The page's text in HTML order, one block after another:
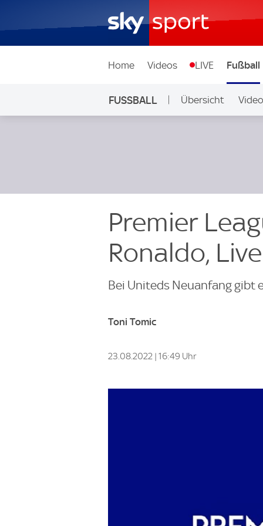
Home Videos LIVE Fußball
FUSSBALL Übersicht
Premier
Ronaldo,
Bei Uniteds Neuanfang gibt
Toni Tomic
23.08.2022 | 16:49 Uhr